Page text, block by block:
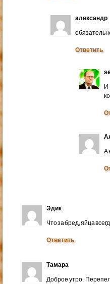
александр
Ответить
И
А
Эдик
Что за бред, яйца
Ответить
Тамара
Доброе утро.